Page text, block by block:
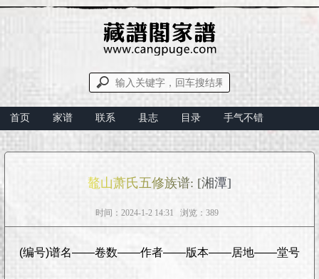
首页 家谱 联系 县志 目录 手气不错
鼇山萧氏五修族谱: [湘潭]
时间：2024-1-2 14:31 浏览：389
(编号)谱名——卷数——作者——版本——居地——堂号